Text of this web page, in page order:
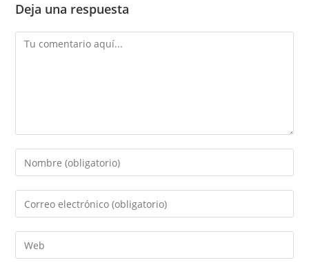
Deja una respuesta
Comentario
Introduce
tu
nombre
de
usuario
Introduce
tu
dirección
de
Introduce
la